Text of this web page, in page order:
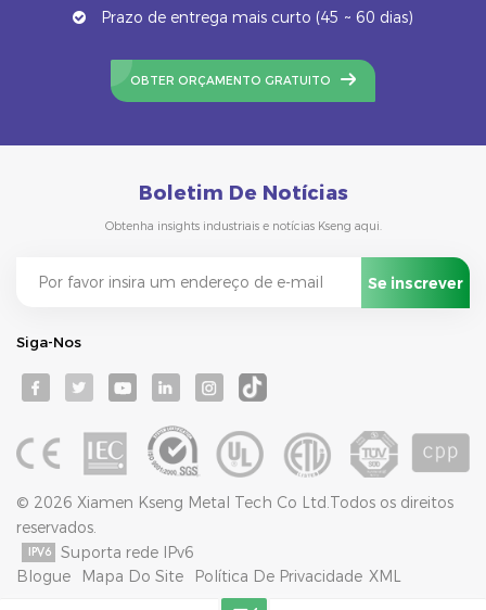
Prazo de entrega mais curto (45 ~ 60 dias)
OBTER ORÇAMENTO GRATUITO
Boletim De Notícias
Obtenha insights industriais e notícias Kseng aqui.
Siga-Nos
© 2026 Xiamen Kseng Metal Tech Co Ltd.Todos os direitos
reservados.
Suporta rede IPv6
Blogue
Mapa Do Site Política De Privacidade XML